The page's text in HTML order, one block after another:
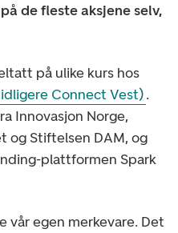
de fleste aksjene selv,
på ulike kurs hos
Connect Vest).
Innovasjon Norge,
og Stiftelsen DAM, og
plattformen Spark
vår egen merkevare. Det